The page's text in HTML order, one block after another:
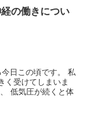
の働きについ
日この頃です。 私
く受けてしまいま
低気圧が続くと体